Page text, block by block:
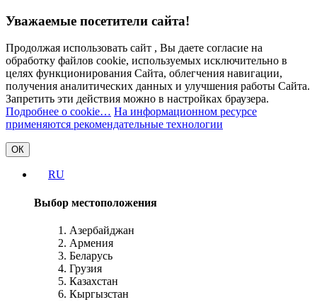
Уважаемые посетители сайта!
Продолжая использовать сайт , Вы даете согласие на
обработку файлов cookie, используемых исключительно в
целях функционирования Сайта, облегчения навигации,
получения аналитических данных и улучшения работы Сайта.
Запретить эти действия можно в настройках браузера.
Подробнее о cookie… На информационном ресурсе
применяются рекомендательные технологии
ОК
RU
Выбор местоположения
Азербайджан
Армения
Беларусь
Грузия
Казахстан
Кыргызстан